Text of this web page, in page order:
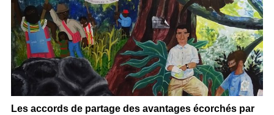
Les accords de partage des avantages écorchés par